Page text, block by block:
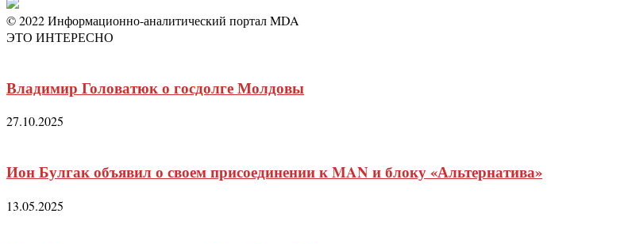
© 2022 Информационно-аналитический портал MDA
ЭТО ИНТЕРЕСНО
Владимир Головатюк о госдолге Молдовы
27.10.2025
Ион Булгак объявил о своем присоединении к MAN и блоку «Альтернатива»
13.05.2025